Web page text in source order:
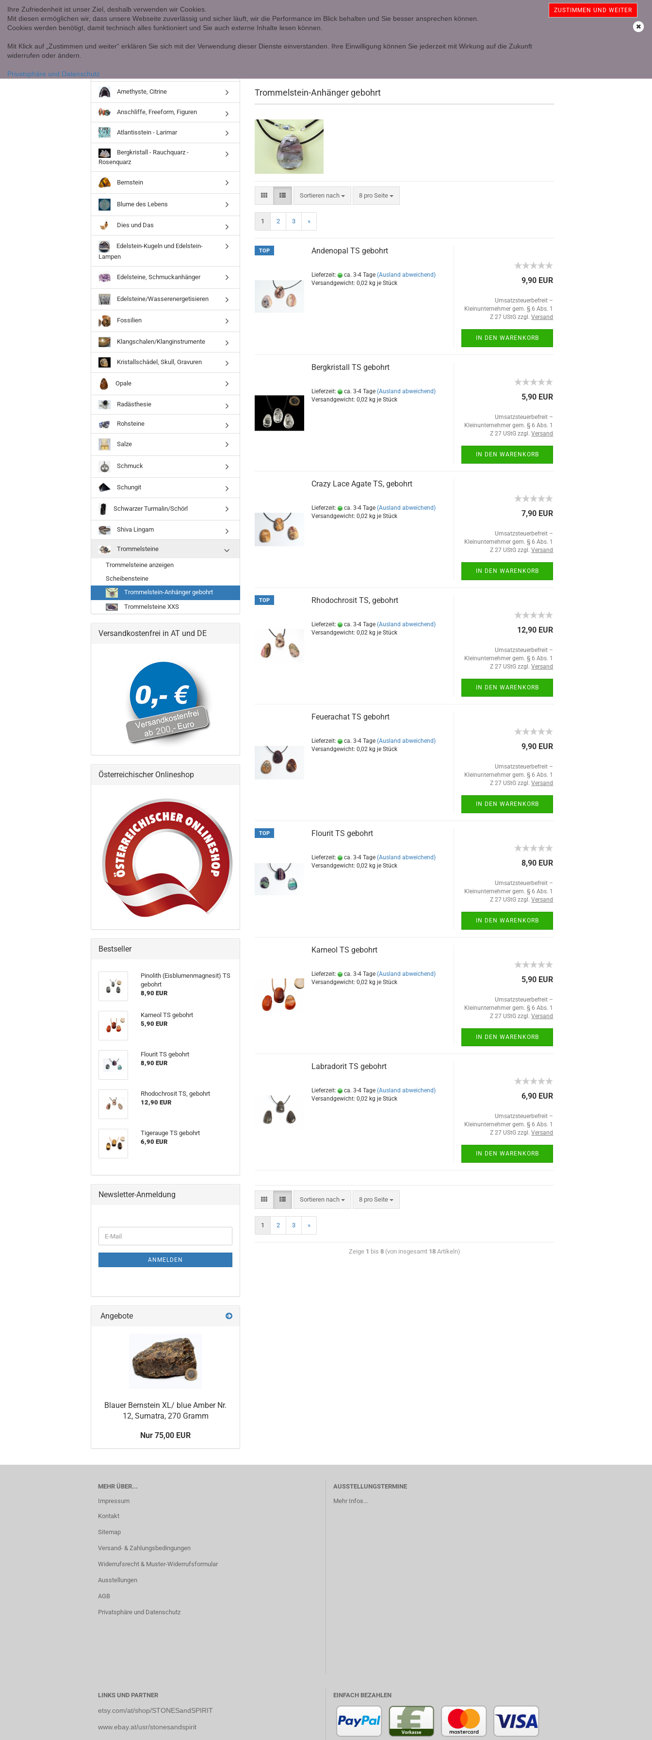
Ihre Zufriedenheit ist unser Ziel, deshalb verwenden wir Cookies.
Mit diesen ermöglichen wir, dass unsere Webseite zuverlässig und sicher läuft, wir die Performance im Blick behalten und Sie besser ansprechen können.
Cookies werden benötigt, damit technisch alles funktioniert und Sie auch externe Inhalte lesen können.
Mit Klick auf „Zustimmen und weiter“ erklären Sie sich mit der Verwendung dieser Dienste einverstanden. Ihre Einwilligung können Sie jederzeit mit Wirkung auf die Zukunft
widerrufen oder ändern.
Privatsphäre und Datenschutz
ZUSTIMMEN UND WEITER
Trommelstein-Anhänger gebohrt
Sortieren nach 8 pro Seite
1 2 3 »
TOP Andenopal TS gebohrt
Lieferzeit: ca. 3-4 Tage (Ausland abweichend)
Versandgewicht:0,02 kg je Stück 9,90 EUR
Umsatzsteuerbefreit –
Kleinunternehmer gem. § 6 Abs. 1
Z 27 UStG zzgl.Versand
IN DEN WARENKORB
Bergkristall TS gebohrt
Lieferzeit: ca. 3-4 Tage (Ausland abweichend)
Versandgewicht:0,02 kg je Stück 5,90 EUR
Umsatzsteuerbefreit –
Kleinunternehmer gem. § 6 Abs. 1
Z 27 UStG zzgl.Versand
IN DEN WARENKORB
Crazy Lace Agate TS, gebohrt
Lieferzeit: ca. 3-4 Tage (Ausland abweichend)
Versandgewicht:0,02 kg je Stück 7,90 EUR
Umsatzsteuerbefreit –
Kleinunternehmer gem. § 6 Abs. 1
Z 27 UStG zzgl.Versand
IN DEN WARENKORB
TOP Rhodochrosit TS, gebohrt
Lieferzeit: ca. 3-4 Tage (Ausland abweichend)
Versandgewicht:0,02 kg je Stück 12,90 EUR
Umsatzsteuerbefreit –
Kleinunternehmer gem. § 6 Abs. 1
Z 27 UStG zzgl.Versand
IN DEN WARENKORB
Feuerachat TS gebohrt
Lieferzeit: ca. 3-4 Tage (Ausland abweichend)
Versandgewicht:0,02 kg je Stück 9,90 EUR
Umsatzsteuerbefreit –
Kleinunternehmer gem. § 6 Abs. 1
Z 27 UStG zzgl.Versand
IN DEN WARENKORB
TOP Flourit TS gebohrt
Lieferzeit: ca. 3-4 Tage (Ausland abweichend)
Versandgewicht:0,02 kg je Stück 8,90 EUR
Umsatzsteuerbefreit –
Kleinunternehmer gem. § 6 Abs. 1
Z 27 UStG zzgl.Versand
IN DEN WARENKORB
Karneol TS gebohrt
Lieferzeit: ca. 3-4 Tage (Ausland abweichend)
Versandgewicht:0,02 kg je Stück 5,90 EUR
Umsatzsteuerbefreit –
Kleinunternehmer gem. § 6 Abs. 1
Z 27 UStG zzgl.Versand
IN DEN WARENKORB
Labradorit TS gebohrt
Lieferzeit: ca. 3-4 Tage (Ausland abweichend)
Versandgewicht:0,02 kg je Stück 6,90 EUR
Umsatzsteuerbefreit –
Kleinunternehmer gem. § 6 Abs. 1
Z 27 UStG zzgl.Versand
IN DEN WARENKORB
Sortieren nach 8 pro Seite
1 2 3 »
Zeige 1 bis 8(von insgesamt 18Artikeln)
Amethyste, Citrine
Anschliffe, Freeform, Figuren
Atlantisstein - Larimar
Bergkristall - Rauchquarz -
Rosenquarz
Bernstein
Blume des Lebens
Dies und Das
Edelstein-Kugeln und Edelstein-
Lampen
Edelsteine, Schmuckanhänger
Edelsteine/Wasserenergetisieren
Fossilien
Klangschalen/Klanginstrumente
Kristallschädel, Skull, Gravuren
Opale
Radästhesie
Rohsteine
Salze
Schmuck
Schungit
Schwarzer Turmalin/Schörl
Shiva Lingam
Trommelsteine
Trommelsteine anzeigen
Scheibensteine
Trommelstein-Anhänger gebohrt
Trommelsteine XXS
Versandkostenfrei in AT und DE
Österreichischer Onlineshop
Bestseller
Pinolith (Eisblumenmagnesit) TS
gebohrt
8,90 EUR
Karneol TS gebohrt
5,90 EUR
Flourit TS gebohrt
8,90 EUR
Rhodochrosit TS, gebohrt
12,90 EUR
Tigerauge TS gebohrt
6,90 EUR
Newsletter-Anmeldung
ANMELDEN
Angebote
Blauer Bernstein XL/ blue Amber Nr.
12, Sumatra, 270 Gramm
Nur 75,00 EUR
MEHR ÜBER...
Impressum
Kontakt
Sitemap
Versand- & Zahlungsbedingungen
Widerrufsrecht & Muster-Widerrufsformular
Ausstellungen
AGB
Privatsphäre und Datenschutz
AUSSTELLUNGSTERMINE
Mehr Infos...
LINKS UND PARTNER
etsy.com/at/shop/STONESandSPIRIT
www.ebay.at/usr/stonesandspirit
EINFACH BEZAHLEN